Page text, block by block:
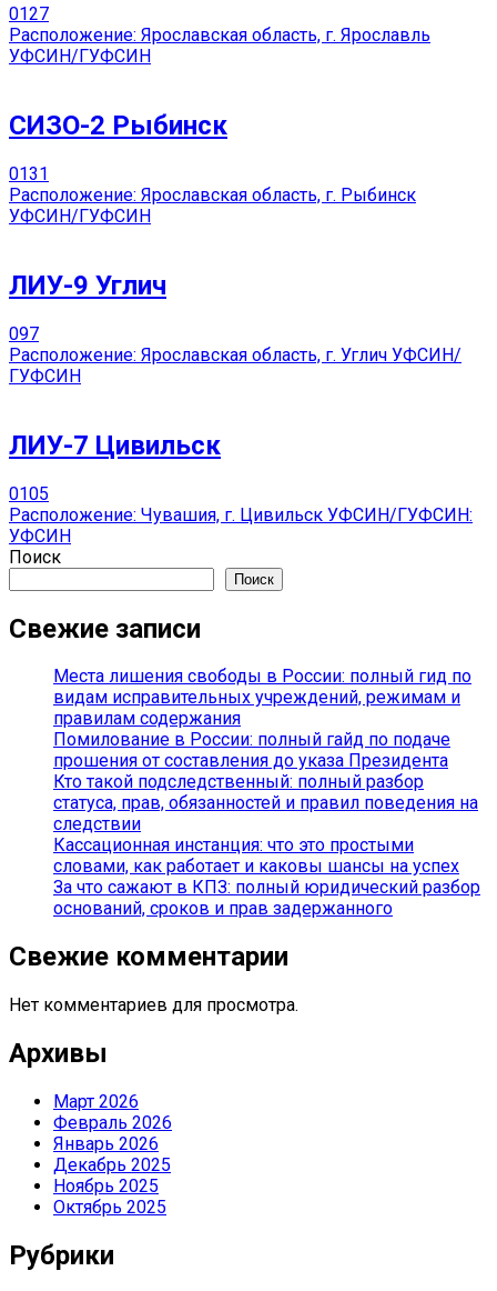
0127
Расположение: Ярославская область, г. Ярославль
УФСИН/ГУФСИН
СИЗО-2 Рыбинск
0131
Расположение: Ярославская область, г. Рыбинск
УФСИН/ГУФСИН
ЛИУ-9 Углич
097
Расположение: Ярославская область, г. Углич УФСИН/
ГУФСИН
ЛИУ-7 Цивильск
0105
Расположение: Чувашия, г. Цивильск УФСИН/ГУФСИН:
УФСИН
Поиск
Поиск
Свежие записи
Места лишения свободы в России: полный гид по
видам исправительных учреждений, режимам и
правилам содержания
Помилование в России: полный гайд по подаче
прошения от составления до указа Президента
Кто такой подследственный: полный разбор
статуса, прав, обязанностей и правил поведения на
следствии
Кассационная инстанция: что это простыми
словами, как работает и каковы шансы на успех
За что сажают в КПЗ: полный юридический разбор
оснований, сроков и прав задержанного
Свежие комментарии
Нет комментариев для просмотра.
Архивы
Март 2026
Февраль 2026
Январь 2026
Декабрь 2025
Ноябрь 2025
Октябрь 2025
Рубрики